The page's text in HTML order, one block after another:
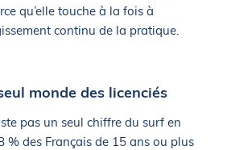
qu’elle touche à la fois à
continu de la pratique.
monde des licenciés
pas un seul chiffre du surf en
% des Français de 15 ans ou plus